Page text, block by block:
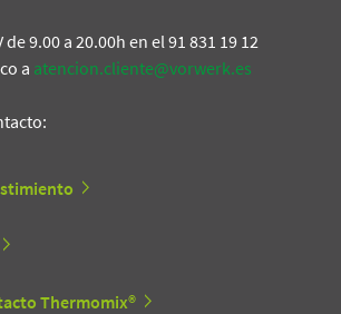
9.00 a 20.00h en el 91 831 19 12
a atencion.cliente@vorwerk.es
Thermomix®